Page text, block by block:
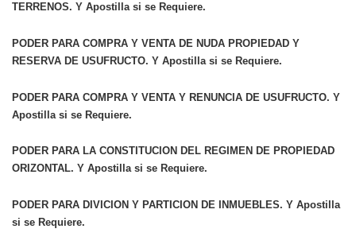
TERRENOS. Y Apostilla si se Requiere.
PODER PARA COMPRA Y VENTA DE NUDA PROPIEDAD Y
RESERVA DE USUFRUCTO. Y Apostilla si se Requiere.
PODER PARA COMPRA Y VENTA Y RENUNCIA DE USUFRUCTO. Y
Apostilla si se Requiere.
PODER PARA LA CONSTITUCION DEL REGIMEN DE PROPIEDAD
ORIZONTAL. Y Apostilla si se Requiere.
PODER PARA DIVICION Y PARTICION DE INMUEBLES. Y Apostilla
si se Requiere.